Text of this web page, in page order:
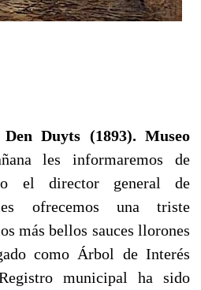
Duyts (1893). Museo
les informaremos de
el director general de
ofrecemos una triste
más bellos sauces llorones
como Árbol de Interés
municipal ha sido